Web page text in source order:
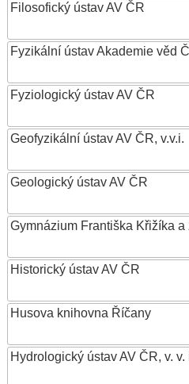
Filosofický ústav AV ČR
Fyzikální ústav Akademie věd
Fyziologický ústav AV ČR
Geofyzikální ústav AV ČR, v.v.i.
Geologický ústav AV ČR
Gymnázium Františka Křižíka a
Historický ústav AV ČR
Husova knihovna Říčany
Hydrologický ústav AV ČR, v. v.